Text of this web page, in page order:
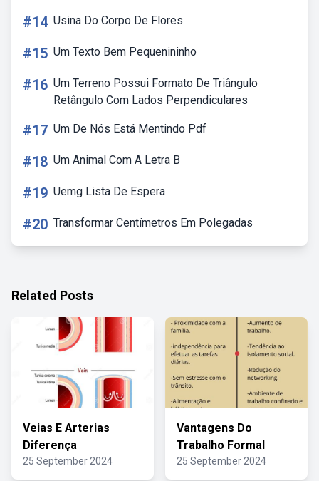
#14 Usina Do Corpo De Flores
#15 Um Texto Bem Pequenininho
#16 Um Terreno Possui Formato De Triângulo
Retângulo Com Lados Perpendiculares
#17 Um De Nós Está Mentindo Pdf
#18 Um Animal Com A Letra B
#19 Uemg Lista De Espera
#20 Transformar Centímetros Em Polegadas
Related Posts
Veias E Arterias
Diferença
25 September 2024
Vantagens Do
Trabalho Formal
25 September 2024